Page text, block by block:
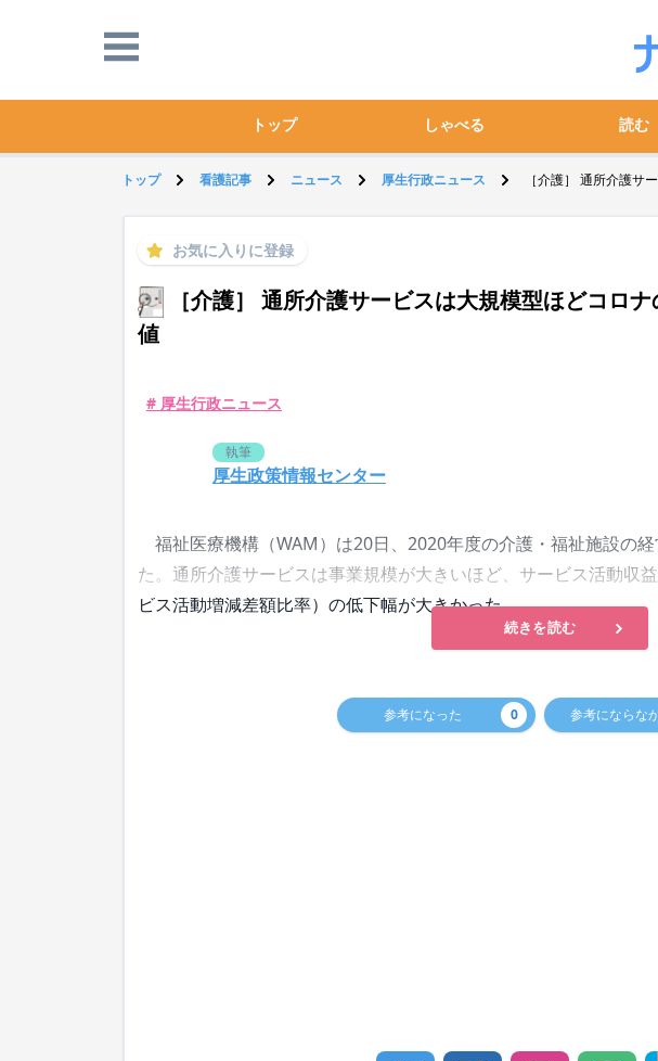
トップ しゃべる 読む
トップ 看護記事 ニュース 厚生行政ニュース ［介護］ 通所介護
お気に入りに登録
［介護］ 通所介護サービスは大規模型ほどコロ
値
# 厚生行政ニュース
執筆
厚生政策情報センター
福祉医療機構（WAM）は20日、2020年度の介護・福祉施設の
た。通所介護サービスは事業規模が大きいほど、サービス活動収
ビス活動増減差額比率）の低下幅が大きかった。
続きを読む
参考になった 0 参考にならな